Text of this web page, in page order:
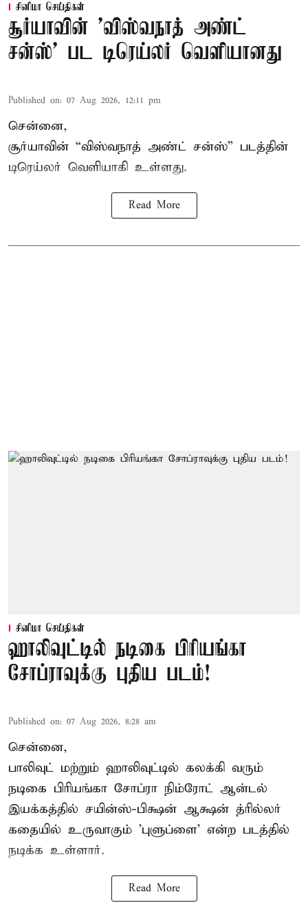
சினிமா செய்திகள்
சூர்யாவின் 'விஸ்வநாத் அண்ட்
சன்ஸ்' பட டிரெய்லர் வெளியானது
Published on: 07 Aug 2026, 12:11 pm
சென்னை,
சூர்யாவின் “விஸ்வநாத் அண்ட் சன்ஸ்” படத்தின்
டிரெய்லர் வெளியாகி உள்ளது.
Read More
சினிமா செய்திகள்
ஹாலிவுட்டில் நடிகை பிரியங்கா
சோப்ராவுக்கு புதிய படம்!
Published on: 07 Aug 2026, 8:28 am
சென்னை,
பாலிவுட் மற்றும் ஹாலிவுட்டில் கலக்கி வரும்
நடிகை பிரியங்கா சோப்ரா நிம்ரோட் ஆன்டல்
இயக்கத்தில் சயின்ஸ்-பிக்ஷன் ஆக்ஷன் த்ரில்லர்
கதையில் உருவாகும் 'புளுப்ளை' என்ற படத்தில்
நடிக்க உள்ளார்.
Read More